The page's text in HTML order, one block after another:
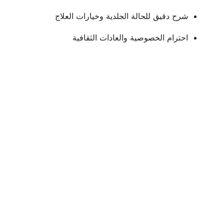
شرح دقيق للحالة الجلدية وخيارات العلاج
احترام الخصوصية والعادات الثقافية